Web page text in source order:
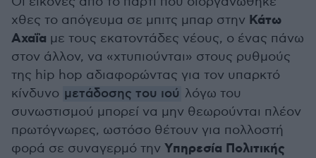
χθες το απόγευμα σε μπιτς μπαρ στην Κάτω
Αχαΐα με τους εκατοντάδες νέους, ο ένας πάνω
στον άλλον, να «χτυπιούνται» στους ρυθμούς
της hip hop αδιαφορώντας για τον υπαρκτό
κίνδυνο μετάδοσης του ιού λόγω του
συνωστισμού μπορεί να μην θεωρούνται πλέον
πρωτόγνωρες, ωστόσο θέτουν για πολλοστή
φορά σε συναγερμό την Υπηρεσία Πολιτικής